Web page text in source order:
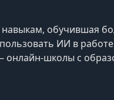
обучившая
ИИ в
школы с
путь от